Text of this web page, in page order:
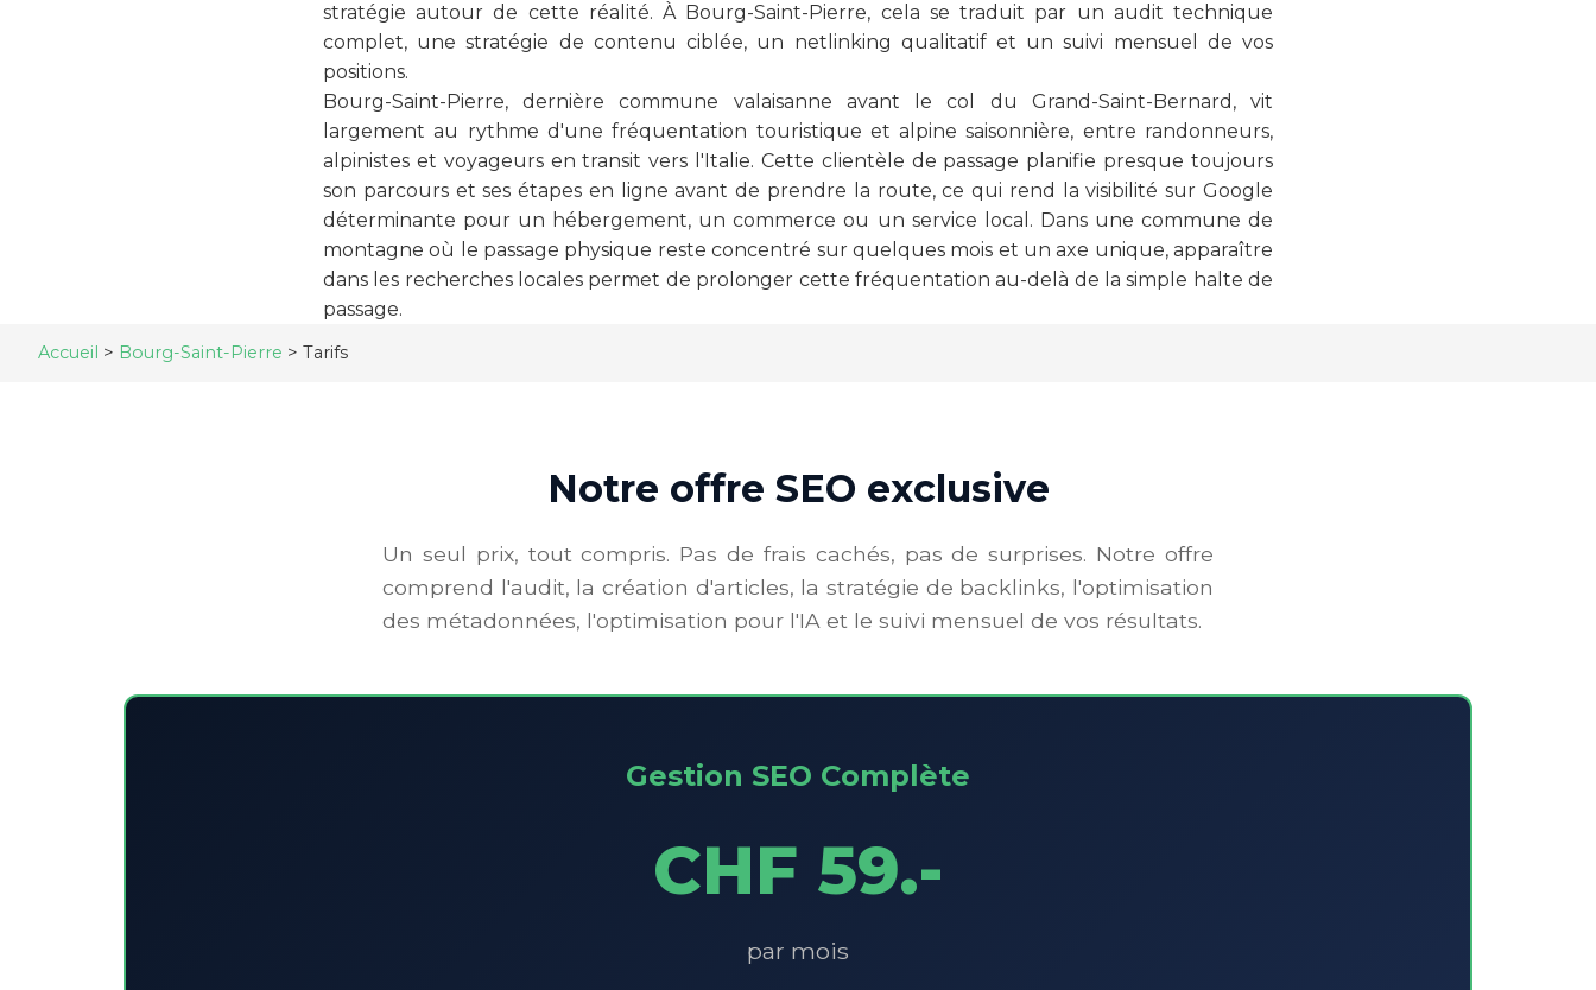
stratégie autour de cette réalité. À Bourg-Saint-Pierre, cela se traduit par un audit technique
complet, une stratégie de contenu ciblée, un netlinking qualitatif et un suivi mensuel de vos
positions.
Bourg-Saint-Pierre, dernière commune valaisanne avant le col du Grand-Saint-Bernard, vit
largement au rythme d'une fréquentation touristique et alpine saisonnière, entre randonneurs,
alpinistes et voyageurs en transit vers l'Italie. Cette clientèle de passage planifie presque toujours
son parcours et ses étapes en ligne avant de prendre la route, ce qui rend la visibilité sur Google
déterminante pour un hébergement, un commerce ou un service local. Dans une commune de
montagne où le passage physique reste concentré sur quelques mois et un axe unique, apparaître
dans les recherches locales permet de prolonger cette fréquentation au-delà de la simple halte de
passage.
Accueil > Bourg-Saint-Pierre > Tarifs
Notre offre SEO exclusive
Un seul prix, tout compris. Pas de frais cachés, pas de surprises. Notre offre
comprend l'audit, la création d'articles, la stratégie de backlinks, l'optimisation
des métadonnées, l'optimisation pour l'IA et le suivi mensuel de vos résultats.
Gestion SEO Complète
CHF 59.-
par mois